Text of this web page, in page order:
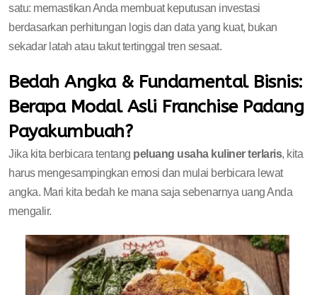
satu: memastikan Anda membuat keputusan investasi
berdasarkan perhitungan logis dan data yang kuat, bukan
sekadar latah atau takut tertinggal tren sesaat.
Bedah Angka & Fundamental Bisnis:
Berapa Modal Asli Franchise Padang
Payakumbuah?
Jika kita berbicara tentang peluang usaha kuliner terlaris, kita
harus mengesampingkan emosi dan mulai berbicara lewat
angka. Mari kita bedah ke mana saja sebenarnya uang Anda
mengalir.